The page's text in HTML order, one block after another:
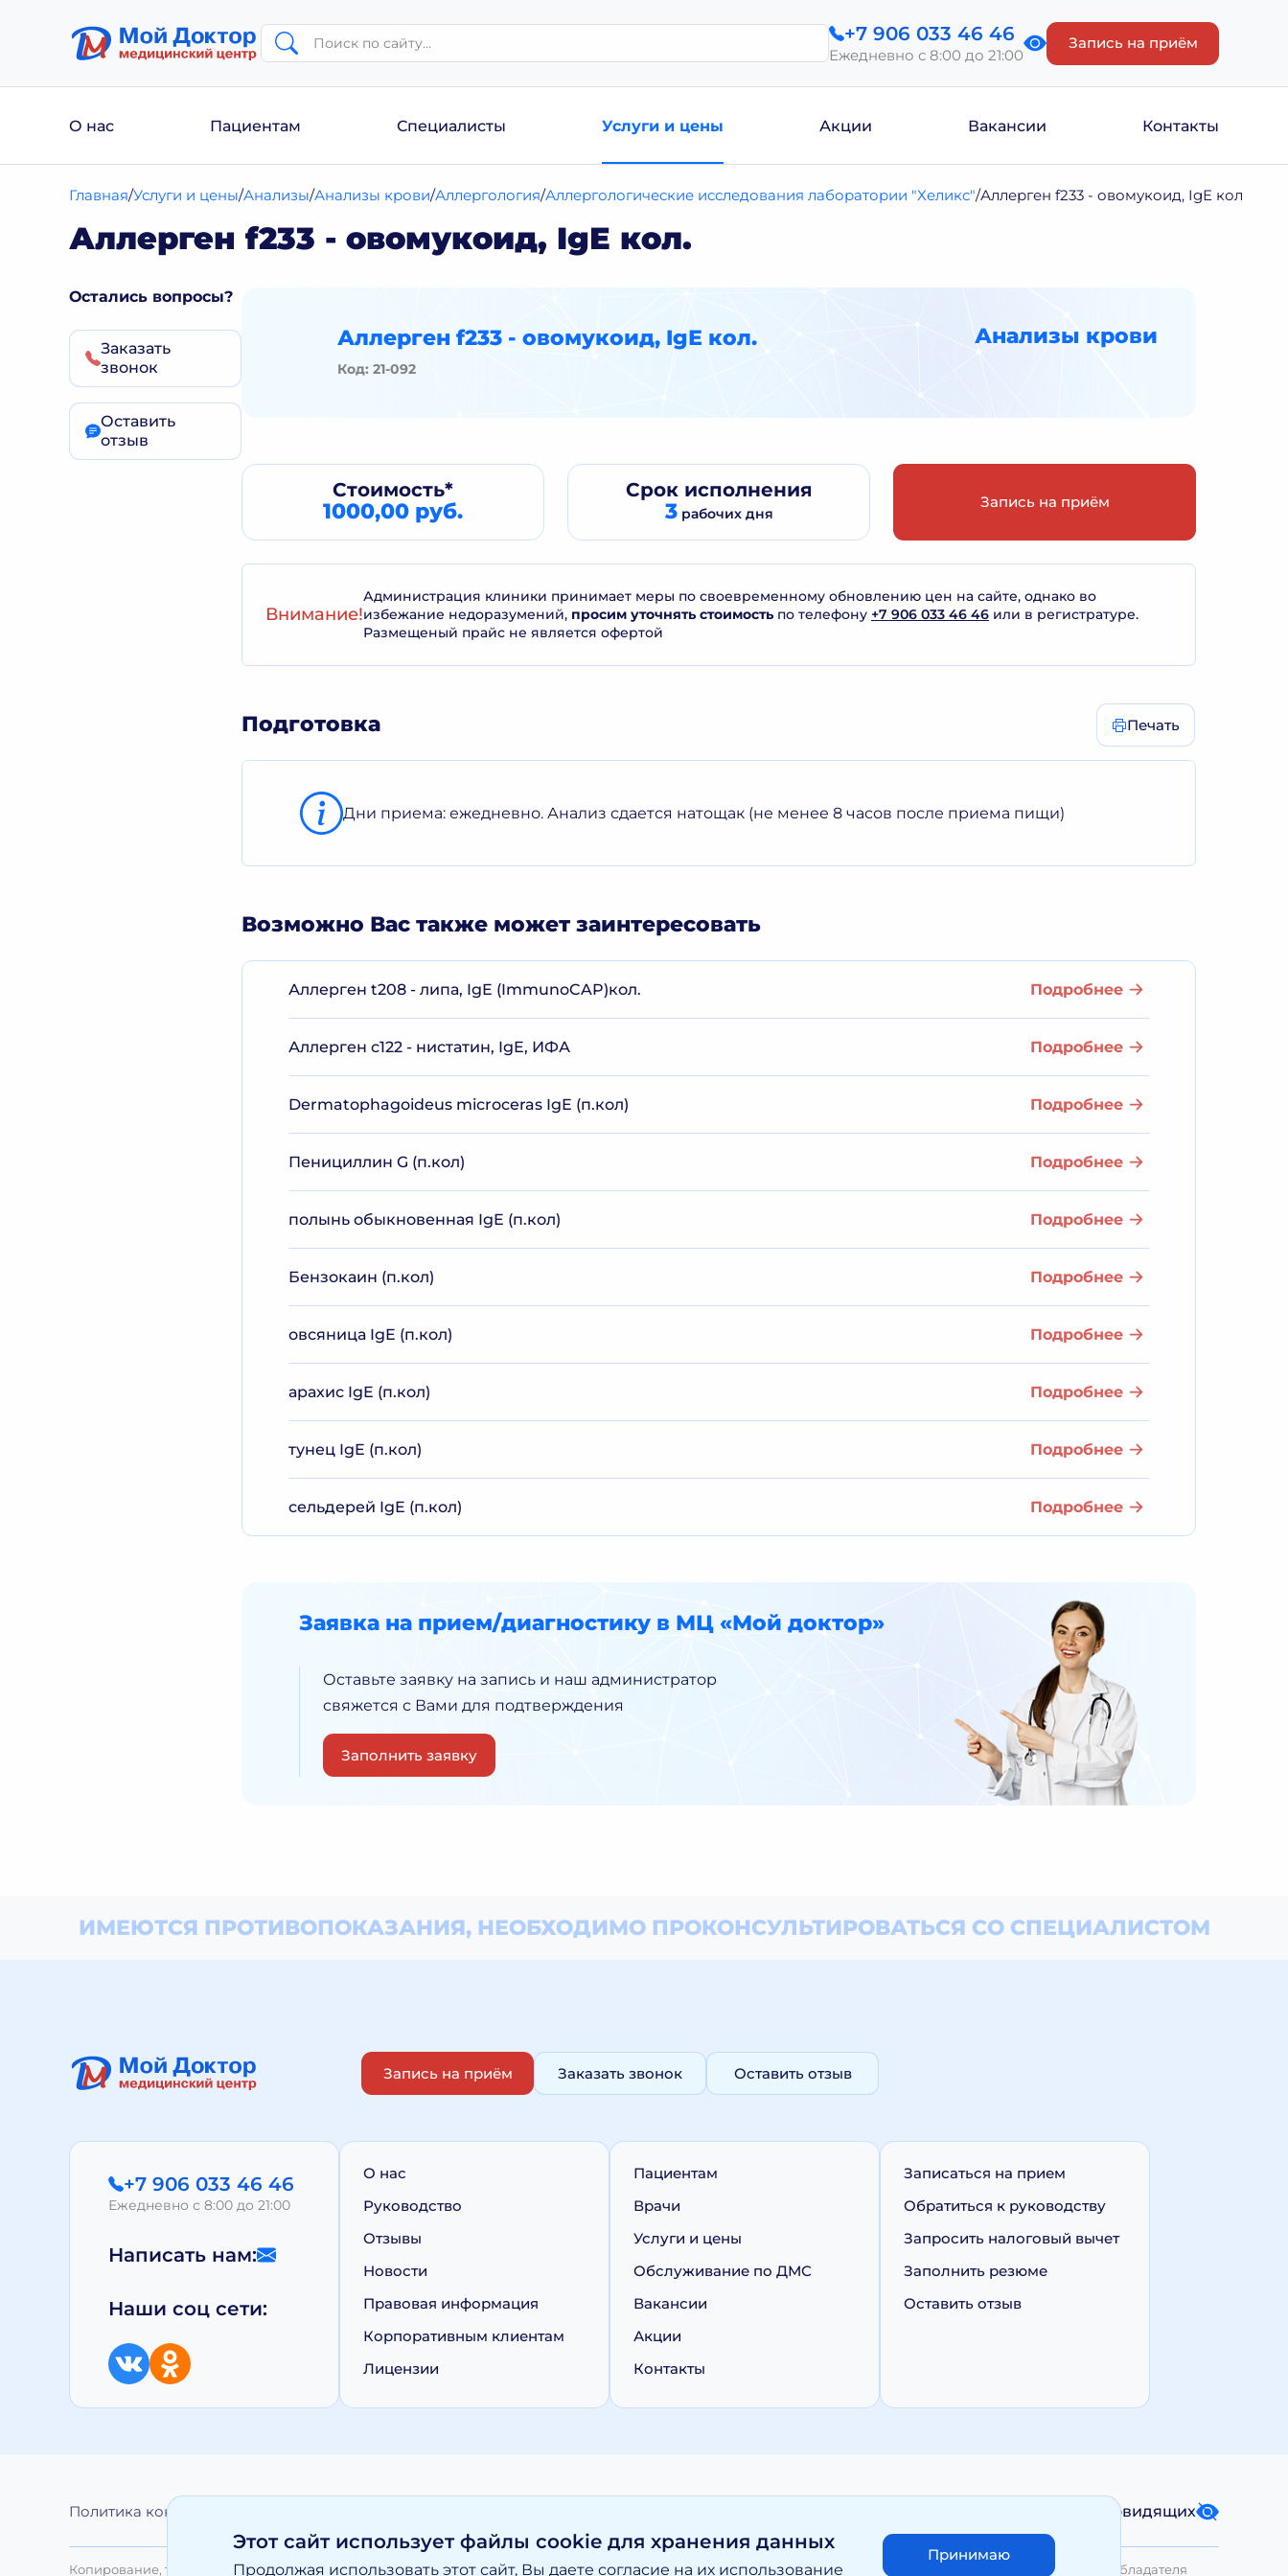
+7 906 033 46 46
Ежедневно с 8:00 до 21:00
Запись на приём
О нас Пациентам Специалисты Услуги и цены Акции Вакансии Контакты
Главная Услуги и цены Анализы Анализы крови Аллергология Аллергологические исследования лаборатории "Хеликс" Аллерген f233 - овомукоид, IgЕ кол.
Аллерген f233 - овомукоид, IgЕ кол.
Остались вопросы?
Заказать
звонок
Оставить
отзыв
Аллерген f233 - овомукоид, IgЕ кол.
Код: 21-092
Анализы крови
Стоимость*
1000,00 руб.
Срокисполнения
3рабочих дня
Запись на приём
Внимание!
Администрация клиники принимает меры по своевременному обновлению цен на сайте, однако во
избежание недоразумений, просим уточнять стоимостьпо телефону +7 906 033 46 46 или в регистратуре.
Размещеный прайс не является офертой
Подготовка Печать
Дни приема: ежедневно. Анализ сдается натощак (не менее 8 часов после приема пищи)
Возможно Вас также может заинтересовать
Аллерген t208 - липа, IgE (ImmunoCAP)кол. Подробнее
Аллерген c122 - нистатин, IgE, ИФА Подробнее
Dermatophagoideus microceras IgE (п.кол) Подробнее
Пенициллин G (п.кол) Подробнее
полынь обыкновенная IgE (п.кол) Подробнее
Бензокаин (п.кол) Подробнее
овсяница IgE (п.кол) Подробнее
арахис IgE (п.кол) Подробнее
тунец IgE (п.кол) Подробнее
сельдерей IgE (п.кол) Подробнее
Заявка на прием/диагностику в МЦ «Мой доктор»
Оставьте заявку на запись и наш администратор
свяжется с Вами для подтверждения
Заполнить заявку
ИМЕЮТСЯ ПРОТИВОПОКАЗАНИЯ, НЕОБХОДИМОПРОКОНСУЛЬТИРОВАТЬСЯ СО СПЕЦИАЛИСТОМ
Запись на приём Заказать звонок Оставить отзыв
+7 906 033 46 46
Ежедневно с 8:00 до 21:00
Написать нам:
Наши соц сети:
О нас
Руководство
Отзывы
Новости
Правовая информация
Корпоративным клиентам
Лицензии
Пациентам
Врачи
Услуги и цены
Обслуживание по ДМС
Вакансии
Акции
Контакты
Записаться на прием
Обратиться к руководству
Запросить налоговый вычет
Заполнить резюме
Оставить отзыв
Версия для слабовидящих
Политика конфиденциальности
Копирование, тиражирование, а равно иное использование материалов, размещенных на moy-doktor.org возможно только с письменного разрешения Правообладателя
Этот сайт использует файлы cookie для хранения данных
Продолжая использовать этот сайт, Вы даете согласие на их использование
Принимаю